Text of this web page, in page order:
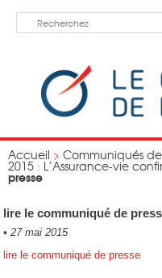
Accueil > Communiqués
2015 : L’Assurance-vie
presse
lire le communiqué de
• 27 mai 2015
lire le communiqué de presse